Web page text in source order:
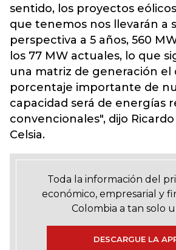
sentido, los proyectos
que tenemos nos llevarán a
perspectiva a 5 años, 560
los 77 MW actuales, lo que
una matriz de generación el
porcentaje importante de
capacidad será de energías
convencionales", dijo
Celsia.
Toda la información del
económico, empresarial y
Colombia a tan solo
DESCARGUE LA